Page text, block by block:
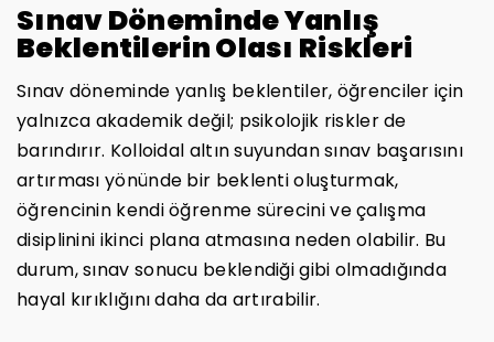
Sınav Döneminde Yanlış
Beklentilerin Olası Riskleri
Sınav döneminde yanlış beklentiler, öğrenciler için
yalnızca akademik değil; psikolojik riskler de
barındırır. Kolloidal altın suyundan sınav başarısını
artırması yönünde bir beklenti oluşturmak,
öğrencinin kendi öğrenme sürecini ve çalışma
disiplinini ikinci plana atmasına neden olabilir. Bu
durum, sınav sonucu beklendiği gibi olmadığında
hayal kırıklığını daha da artırabilir.